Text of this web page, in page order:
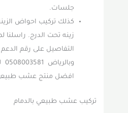
جلسات.
كذلك تركيب احواض
زينه تحت الدرج. راسلنا
التفاصيل على رقم الدعم
افضل منتج عشب
تركيب عشب طبيعي بالدمام